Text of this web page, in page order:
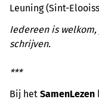
Leuning (Sint-
Iedereen is
schrijven.
***
Bij het SamenLezen